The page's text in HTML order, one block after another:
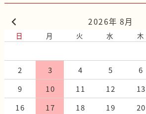
2026年 8月
日 月 火 水 木
2
3 4 5 6
9
10 11 12 13
16
17 18 19 20